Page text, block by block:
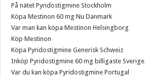
På nätet Pyridostigmine Stockholm
Köpa Mestinon 60 mg Nu Danmark
Var man kan köpa Mestinon Helsingborg
Köp Mestinon
Köpa Pyridostigmine Generisk Schweiz
Inköp Pyridostigmine 60 mg billigaste Sverige
Var du kan köpa Pyridostigmine Portugal